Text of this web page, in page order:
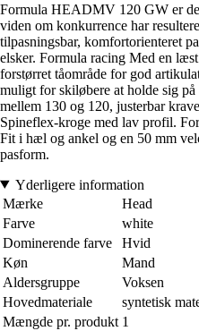
Formula HEADMV 120 GW er
viden om konkurrence har
tilpasningsbar, komfortorienteret
elsker. Formula racing Med en
forstørret tåområde for god
muligt for skiløbere at holde sig
mellem 130 og 120, justerbar
Spineflex-kroge med lav profil.
Fit i hæl og ankel og en 50 mm
pasform.
Yderligere information
Mærke
Head
Farve
white
Dominerende farve
Hvid
Køn
Mand
Aldersgruppe
Voksen
Hovedmateriale
syntetisk
Mængde pr. produkt 1